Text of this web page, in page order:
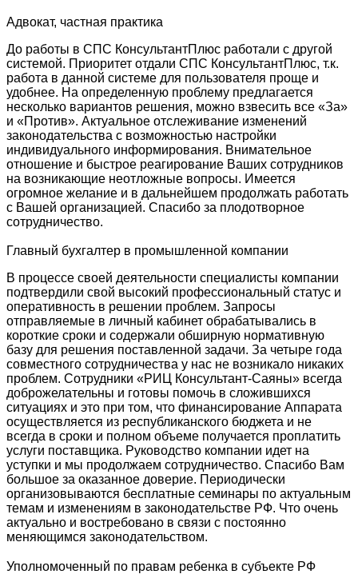
Адвокат, частная практика
До работы в СПС КонсультантПлюс работали с другой
системой. Приоритет отдали СПС КонсультантПлюс, т.к.
работа в данной системе для пользователя проще и
удобнее. На определенную проблему предлагается
несколько вариантов решения, можно взвесить все «За»
и «Против». Актуальное отслеживание изменений
законодательства с возможностью настройки
индивидуального информирования. Внимательное
отношение и быстрое реагирование Ваших сотрудников
на возникающие неотложные вопросы. Имеется
огромное желание и в дальнейшем продолжать работать
с Вашей организацией. Спасибо за плодотворное
сотрудничество.
Главный бухгалтер в промышленной компании
В процессе своей деятельности специалисты компании
подтвердили свой высокий профессиональный статус и
оперативность в решении проблем. Запросы
отправляемые в личный кабинет обрабатывались в
короткие сроки и содержали обширную нормативную
базу для решения поставленной задачи. За четыре года
совместного сотрудничества у нас не возникало никаких
проблем. Сотрудники «РИЦ Консультант-Саяны» всегда
доброжелательны и готовы помочь в сложившихся
ситуациях и это при том, что финансирование Аппарата
осуществляется из республиканского бюджета и не
всегда в сроки и полном объеме получается проплатить
услуги поставщика. Руководство компании идет на
уступки и мы продолжаем сотрудничество. Спасибо Вам
большое за оказанное доверие. Периодически
организовываются бесплатные семинары по актуальным
темам и изменениям в законодательстве РФ. Что очень
актуально и востребовано в связи с постоянно
меняющимся законодательством.
Уполномоченный по правам ребенка в субъекте РФ